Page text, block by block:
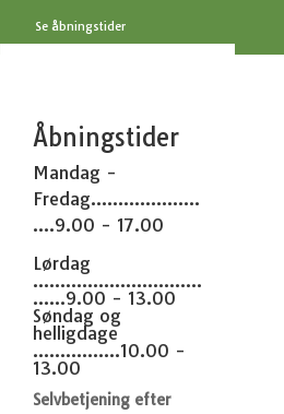
Se åbningstider
Åbningstider
Mandag -
Fredag....................
....9.00 - 17.00
Lørdag
...............................
......9.00 - 13.00
Søndag og
helligdage
................10.00 -
13.00
Selvbetjening efter